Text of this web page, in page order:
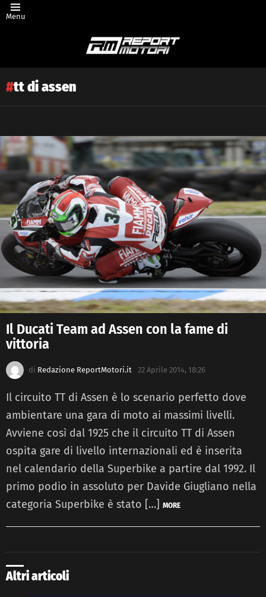
Menu
tt di assen
Latest
story
Il Ducati Team ad Assen con la fame di
vittoria
di Redazione ReportMotori.it 22 Aprile 2014, 18:26
Il circuito TT di Assen è lo scenario perfetto dove
ambientare una gara di moto ai massimi livelli.
Avviene così dal 1925 che il circuito TT di Assen
ospita gare di livello internazionali ed è inserita
nel calendario della Superbike a partire dal 1992. Il
primo podio in assoluto per Davide Giugliano nella
categoria Superbike è stato […] MORE
Altri articoli